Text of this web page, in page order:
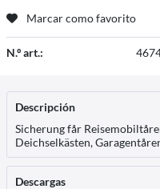
Marcar como favorito
N.º art.:
Descripción
Sicherung får
Deichselkästen,
Descargas